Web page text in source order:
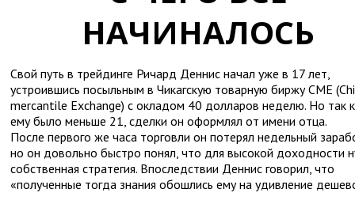
НАЧИНАЛОСЬ
Свой путь в трейдинге Ричард Деннис начал уже в 17 лет,
устроившись посыльным в Чикагскую товарную биржу СМЕ
mercantile Exchange) с окладом 40 долларов неделю. Но так
ему было меньше 21, сделки он оформлял от имени отца.
После первого же часа торговли он потерял недельный
но он довольно быстро понял, что для высокой доходности
собственная стратегия. Впоследствии Деннис говорил, что
«полученные тогда знания обошлись ему на удивление